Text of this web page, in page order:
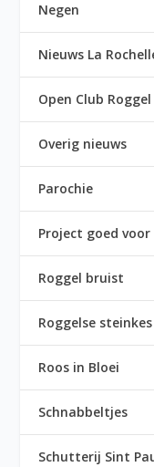
Negen
Nieuws La
Open Club Roggel
Overig nieuws
Parochie
Project goed
Roggel bruist
Roggelse steinkes
Roos in Bloei
Schnabbeltjes
Schutterij Sint